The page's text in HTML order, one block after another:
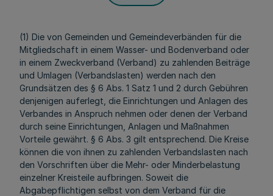
(1) Die von Gemeinden und Gemeindeverbänden für die
Mitgliedschaft in einem Wasser- und Bodenverband oder
in einem Zweckverband (Verband) zu zahlenden Beiträge
und Umlagen (Verbandslasten) werden nach den
Grundsätzen des § 6 Abs. 1 Satz 1 und 2 durch Gebühren
denjenigen auferlegt, die Einrichtungen und Anlagen des
Verbandes in Anspruch nehmen oder denen der Verband
durch seine Einrichtungen, Anlagen und Maßnahmen
Vorteile gewährt. § 6 Abs. 3 gilt entsprechend. Die Kreise
können die von ihnen zu zahlenden Verbandslasten nach
den Vorschriften über die Mehr- oder Minderbelastung
einzelner Kreisteile aufbringen. Soweit die
Abgabepflichtigen selbst von dem Verband für die